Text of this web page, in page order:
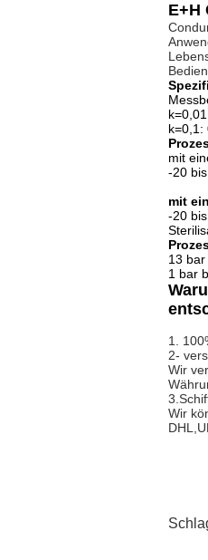
E+H
k=0,1:
mit
-20
mit
-20
13 bar
1 bar
1.
2-
Wir
Wir